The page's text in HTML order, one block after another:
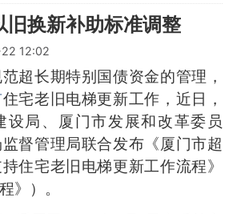
旧换新补助标准调整
12:02
长期特别国债资金的管理，
住宅老旧电梯更新工作，近日，
设局、厦门市发展和改革委员
督管理局联合发布《厦门市超
住宅老旧电梯更新工作流程》
》）。